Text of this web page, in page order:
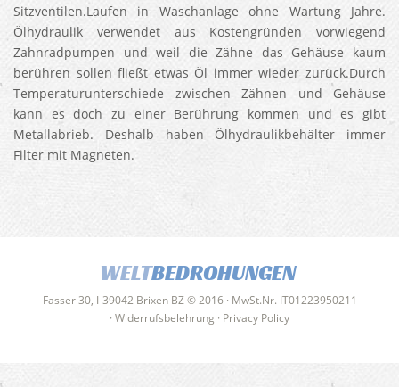
Sitzventilen.Laufen in Waschanlage ohne Wartung Jahre.
Ölhydraulik verwendet aus Kostengründen vorwiegend
Zahnradpumpen und weil die Zähne das Gehäuse kaum
berühren sollen fließt etwas Öl immer wieder zurück.Durch
Temperaturunterschiede zwischen Zähnen und Gehäuse
kann es doch zu einer Berührung kommen und es gibt
Metallabrieb. Deshalb haben Ölhydraulikbehälter immer
Filter mit Magneten.
WELTBEDROHUNGEN
Fasser 30, I-39042 Brixen BZ © 2016 · MwSt.Nr. IT01223950211
· Widerrufsbelehrung · Privacy Policy